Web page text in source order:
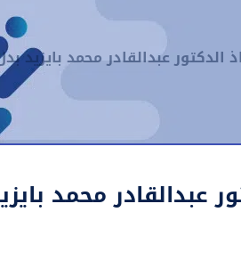
عبدالقادر محمد بايزيد
محمد